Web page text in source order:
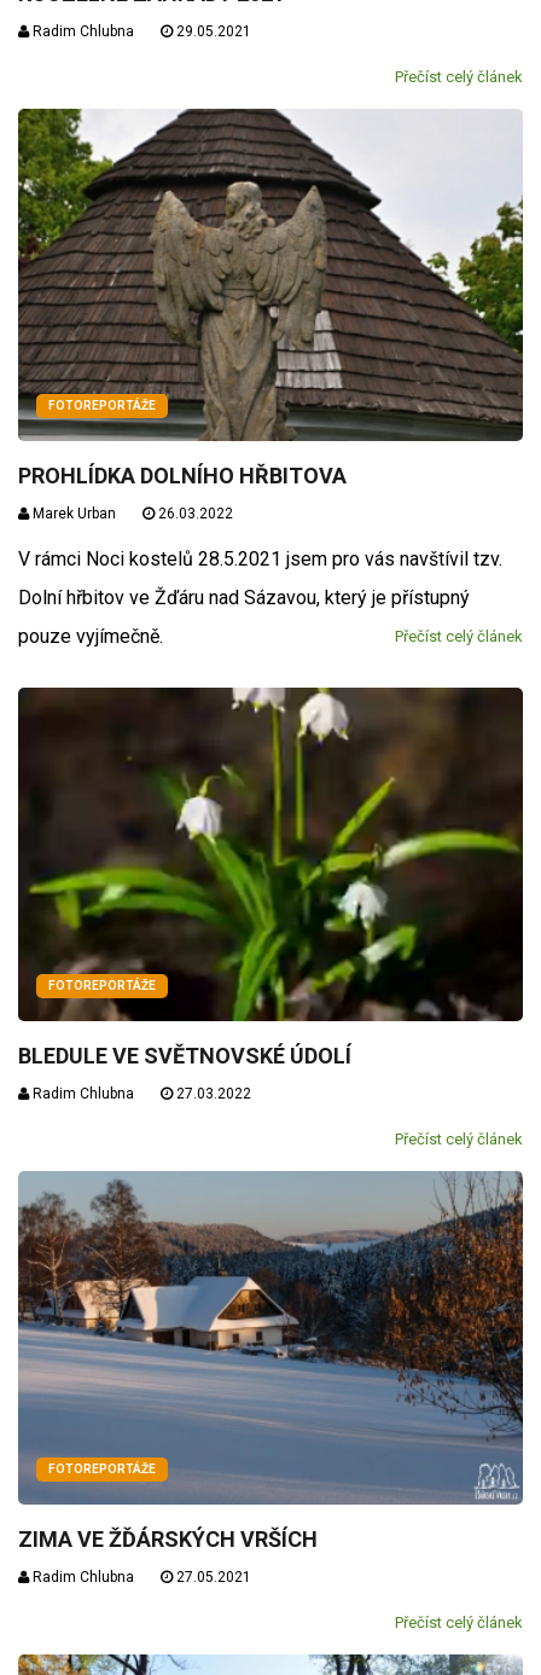
Radim Chlubna 29.05.2021
Přečíst celý článek
FOTOREPORTÁŽE
PROHLÍDKA DOLNÍHO HŘBITOVA
Marek Urban 26.03.2022
V rámci Noci kostelů 28.5.2021 jsem pro vás navštívil tzv.
Dolní hřbitov ve Žďáru nad Sázavou, který je přístupný
pouze vyjímečně.
Přečíst celý článek
FOTOREPORTÁŽE
BLEDULE VE SVĚTNOVSKÉ ÚDOLÍ
Radim Chlubna 27.03.2022
Přečíst celý článek
FOTOREPORTÁŽE
ZIMA VE ŽĎÁRSKÝCH VRŠÍCH
Radim Chlubna 27.05.2021
Přečíst celý článek